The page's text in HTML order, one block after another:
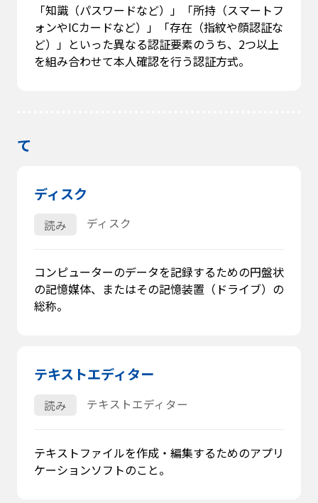
「知識（パスワードなど）」「所持（スマートフ
ォンやICカードなど）」「存在（指紋や顔認証な
ど）」といった異なる認証要素のうち、2つ以上
を組み合わせて本人確認を行う認証方式。
て
ディスク
読み ディスク
コンピューターのデータを記録するための円盤状
の記憶媒体、またはその記憶装置（ドライブ）の
総称。
テキストエディター
読み テキストエディター
テキストファイルを作成・編集するためのアプリ
ケーションソフトのこと。